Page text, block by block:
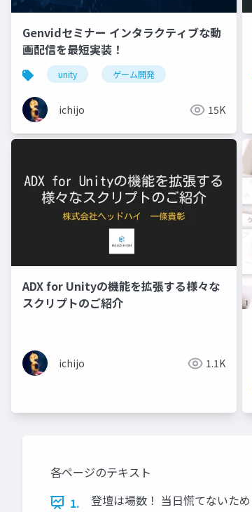
Genvidセミナー インタラクティブな動
画配信を最短実装！
unity ゲーム開発
ichijo 15K
ADX for Unityの機能を拡張する様々な
スクリプトのご紹介
ichijo 1.1K
各ページのテキスト
1.
登壇は場数！ 当日慌てないた